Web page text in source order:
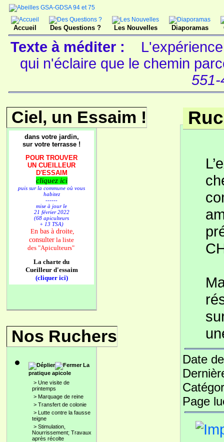
Accueil Des Questions ? Les Nouvelles Diaporamas
Texte à méditer :
qui n'éclaire que le chemin
551-
Ciel, un Essaim !
dans votre jardin,
sur votre terrasse !
POUR TROUVER
UN CUEILLEUR
D'ESSAIM
cliquez ici
puis sur la commune où vous
habitez
------
mise à jour le
21 février 2022
(68 apiculteurs
+ 13 TSA)
En bas à droite,
consulter la liste
des "Apiculteurs"
La charte du
Cueilleur d'essaim
(cliquer ici)
Nos Ruchers
La
pratique apicole
> Une visite de
printemps
> Marquage de reine
> Transfert de colonie
> Lutte contre la fausse
teigne
> Stimulation,
Nourrissement; Travaux
après récolte
Date
Page